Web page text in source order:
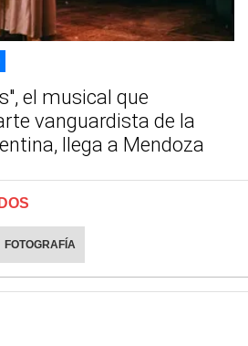
el musical que
vanguardista de la
llega a Mendoza
FOTOGRAFÍA